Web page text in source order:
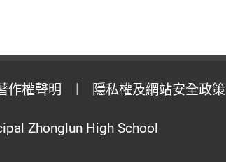
作權聲明 隱私權及網站安全政策
Zhonglun High School